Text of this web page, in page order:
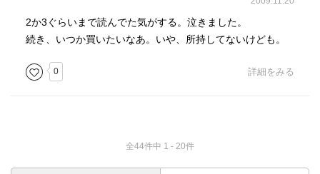
2か3ぐらいまで読んでた気がする。泣きました。
続き、いつか買いたいなあ。いや、所持してないけども。
0 詳細をみる
全44件中 1 - 20件